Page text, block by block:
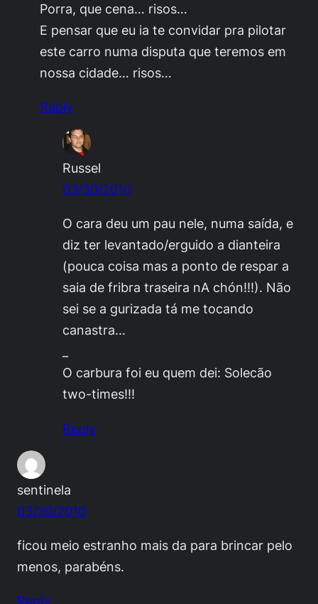
Porra, que cena… risos…
E pensar que eu ia te convidar pra pilotar
este carro numa disputa que teremos em
nossa cidade… risos…
Reply
Russel
03/30/2010
O cara deu um pau nele, numa saída, e
diz ter levantado/erguido a dianteira
(pouca coisa mas a ponto de respar a
saia de fribra traseira nA chón!!!). Não
sei se a gurizada tá me tocando
canastra…
O carbura foi eu quem dei: Solecão
two-times!!!
Reply
sentinela
03/30/2010
ficou meio estranho mais da para brincar pelo
menos, parabéns.
Reply